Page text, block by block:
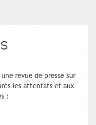
revue de presse sur
les attentats et aux
: